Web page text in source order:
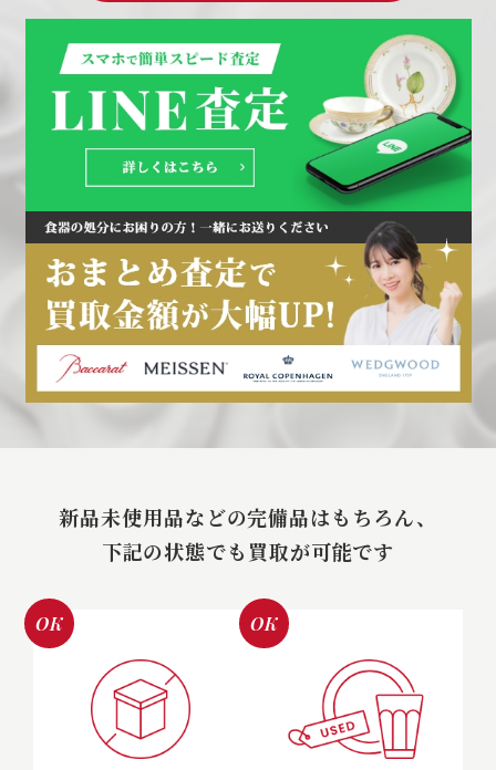
新品未使用品などの完備品はもちろん、
下記の状態でも買取が可能です
OK OK